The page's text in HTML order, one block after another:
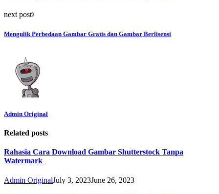
next post
Mengulik Perbedaan Gambar Gratis dan Gambar Berlisensi
Admin Original
Related posts
Rahasia Cara Download Gambar Shutterstock Tanpa
Watermark
Admin OriginalJuly 3, 2023June 26, 2023